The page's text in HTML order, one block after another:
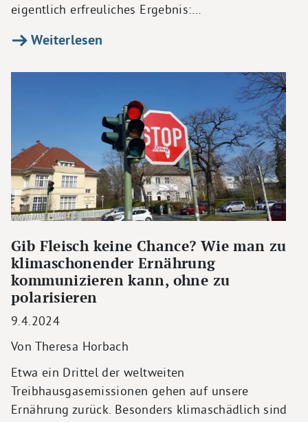
eigentlich erfreuliches Ergebnis:…
Weiterlesen
Gib Fleisch keine Chance? Wie man zu
klimaschonender Ernährung
kommunizieren kann, ohne zu
polarisieren
9.4.2024
Von Theresa Horbach
Etwa ein Drittel der weltweiten
Treibhausgasemissionen gehen auf unsere
Ernährung zurück. Besonders klimaschädlich sind